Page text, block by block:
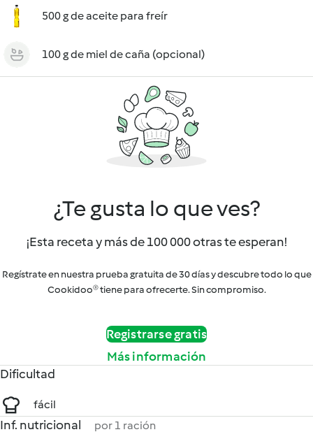
500 g de aceite para freír
100 g de miel de caña (opcional)
¿Te gusta lo que ves?
¡Esta receta y más de 100 000 otras te esperan!
Regístrate en nuestra prueba gratuita de 30 días y descubre todo lo que
Cookidoo® tiene para ofrecerte. Sin compromiso.
Registrarse gratis
Más información
Dificultad
fácil
Inf. nutricional por 1 ración